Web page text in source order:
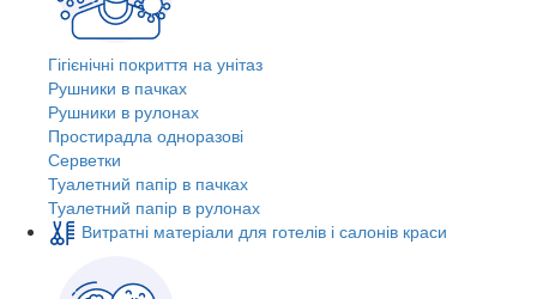
Гігієнічні покриття на унітаз
Рушники в пачках
Рушники в рулонах
Простирадла одноразові
Серветки
Туалетний папір в пачках
Туалетний папір в рулонах
Витратні матеріали для готелів і салонів краси